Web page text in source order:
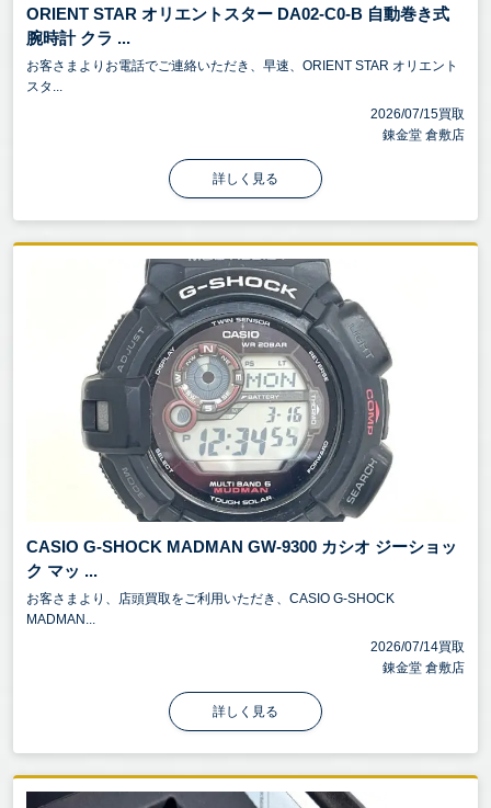
ORIENT STAR オリエントスター DA02-C0-B 自動巻き式
腕時計 クラ ...
お客さまよりお電話でご連絡いただき、早速、ORIENT STAR オリエント
スタ...
2026/07/15買取
錬金堂 倉敷店
詳しく見る
CASIO G-SHOCK MADMAN GW-9300 カシオ ジーショッ
ク マッ ...
お客さまより、店頭買取をご利用いただき、CASIO G-SHOCK
MADMAN...
2026/07/14買取
錬金堂 倉敷店
詳しく見る